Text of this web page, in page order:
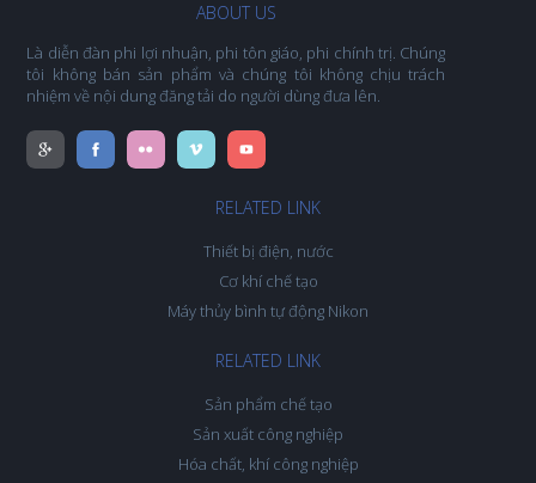
ABOUT US
Là diễn đàn phi lợi nhuận, phi tôn giáo, phi chính trị. Chúng
tôi không bán sản phẩm và chúng tôi không chịu trách
nhiệm về nội dung đăng tải do người dùng đưa lên.
RELATED LINK
Thiết bị điện, nước
Cơ khí chế tạo
Máy thủy bình tự động Nikon
RELATED LINK
Sản phẩm chế tạo
Sản xuất công nghiệp
Hóa chất, khí công nghiệp